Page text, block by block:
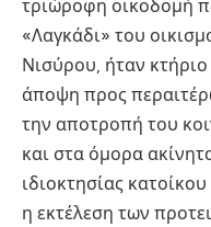
τριώροφη οικοδομή
«Λαγκάδι» του
Νισύρου, ήταν
άποψη προς
την αποτροπή του
και στα όμορα
ιδιοκτησίας
η εκτέλεση των